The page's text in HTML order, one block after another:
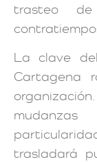
trasteo
La clave
Cartagena
trasladará